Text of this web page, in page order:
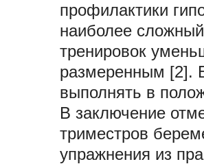
профилактики
наиболее
тренировок
размеренным [2].
выполнять в
В заключение
триместров
упражнения из